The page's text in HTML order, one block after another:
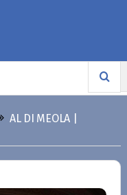
AL DI MEOLA |